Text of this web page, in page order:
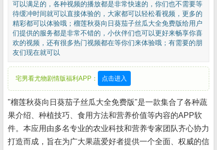
可以满足的，各种视频的播放都是非常快速的，你们也不需要等
待缓冲时间就可以直接体验的，大家都可以轻松看视频，更多的
精彩都可以体验哦；榴莲秋葵向日葵茄子丝瓜大全免费版给用户
们提供的服务都是非常不错的，小伙伴们也可以更好来畅享你喜
欢的视频，还有很多热门视频都在等你们来体验哦；有需要的朋
友们现在就可以
宅男看尤物剧情版福利APP： 点击进入
"榴莲秋葵向日葵茄子丝瓜大全免费版"是一款集合了各种蔬
果介绍、种植技巧、食用方法和营养价值等内容的APP软
件。本应用由多名专业的农业科技和营养专家团队齐心协力
打造而成，旨在为广大果蔬爱好者提供一个全面、权威的信